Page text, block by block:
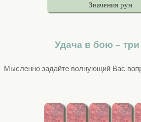
Значения рун
Удача в бою –
Мысленно задайте волнующий Вас